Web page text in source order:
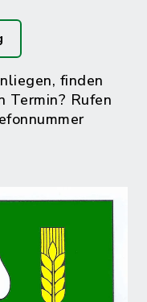
finden
Termin? Rufen